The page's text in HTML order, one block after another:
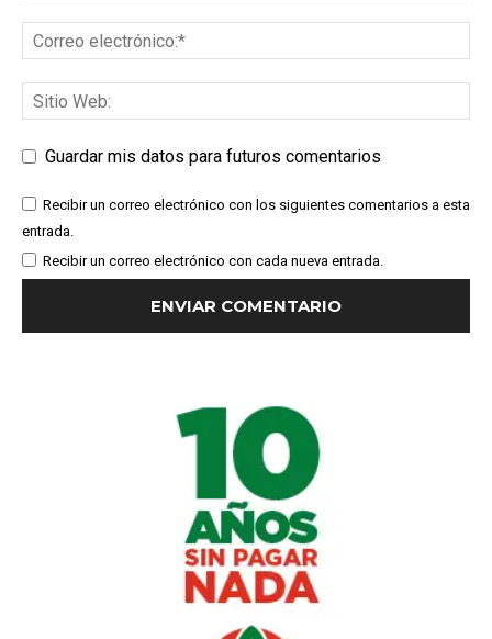
Guardar mis datos para futuros comentarios
Recibir un correo electrónico con los siguientes comentarios a esta
entrada.
Recibir un correo electrónico con cada nueva entrada.